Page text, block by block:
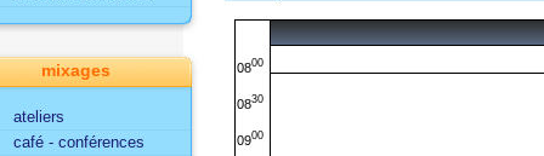
0800
0830
0900
mixages
ateliers
café - conférences